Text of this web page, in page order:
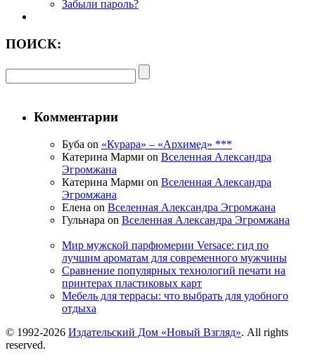
Забыли пароль?
ПОИСК:
Комментарии
Буба on «Курара» – «Архимед» ***
Катерина Марми on Вселенная Александра
Эгромжана
Катерина Марми on Вселенная Александра
Эгромжана
Елена on Вселенная Александра Эгромжана
Гульнара on Вселенная Александра Эгромжана
Мир мужской парфюмерии Versace: гид по
лучшим ароматам для современного мужчины
Сравнение популярных технологий печати на
принтерах пластиковых карт
Мебель для террасы: что выбрать для удобного
отдыха
© 1992-2026 Издательский Дом «Новый Взгляд». All rights
reserved.